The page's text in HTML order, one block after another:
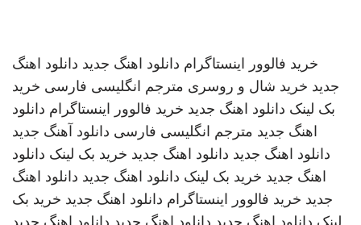
خرید فالوور اینستاگرام دانلود اهنگ جدید دانلود اهنگ
جدید خرید شال و روسری مترجم انگلیسی فارسی خرید
بک لینک دانلود اهنگ جدید خرید فالوور اینستاگرام دانلود
اهنگ جدید مترجم انگلیسی فارسی دانلود آهنگ جدید
دانلود اهنگ جدید دانلود اهنگ جدید خرید بک لینک دانلود
اهنگ جدید خرید بک لینک دانلود اهنگ جدید دانلود اهنگ
جدید خرید فالوور اینستاگرام دانلود اهنگ جدید خرید بک
لینک دانلود اهنگ جدید دانلود اهنگ جدید دانلود اهنگ جدید